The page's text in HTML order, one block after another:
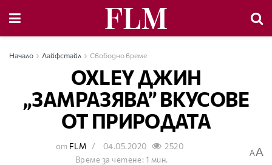
Начало Лайфстайл Свободно време
OXLEY ДЖИН
„ЗАМРАЗЯВА” ВКУСОВЕ
ОТ ПРИРОДАТА
от FLM 04.05.2020
2520
Време за четене: 1 мин.
AA